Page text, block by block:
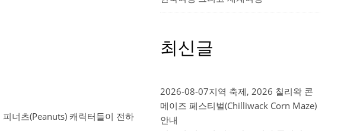
너츠(Peanuts) 캐릭터들이 전하
최신글
2026-08-07지역 축제, 2026 칠리왁 콘
메이즈 페스티벌(Chilliwack Corn Maze)
안내